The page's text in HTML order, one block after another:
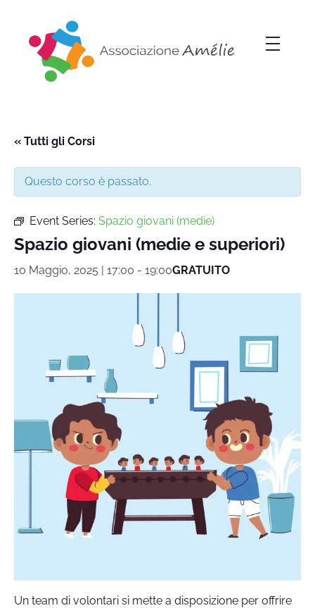
« Tutti gli Corsi
Questo corso è passato.
Event Series: Spazio giovani (medie)
Spazio giovani (medie e superiori)
10 Maggio, 2025 | 17:00 - 19:00GRATUITO
Un team di volontari si mette a disposizione per offrire